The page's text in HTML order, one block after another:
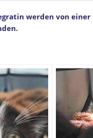
werden von